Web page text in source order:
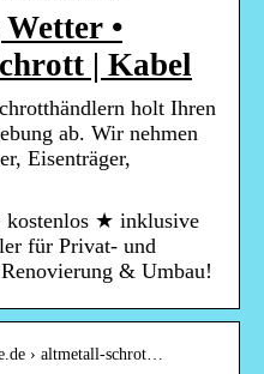
•
| Kabel
holt Ihren
ab. Wir nehmen
Eisenträger,
kostenlos ★ inklusive
für Privat- und
& Umbau!
› altmetall-schrot…